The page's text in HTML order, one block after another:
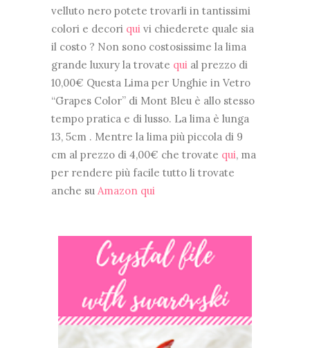
velluto nero potete trovarli in tantissimi
colori e decori qui vi chiederete quale sia
il costo ? Non sono costosissime la lima
grande luxury la trovate qui al prezzo di
10,00€ Questa Lima per Unghie in Vetro
“Grapes Color” di Mont Bleu è allo stesso
tempo pratica e di lusso. La lima è lunga
13, 5cm . Mentre la lima più piccola di 9
cm al prezzo di 4,00€ che trovate qui, ma
per rendere più facile tutto li trovate
anche su Amazon qui